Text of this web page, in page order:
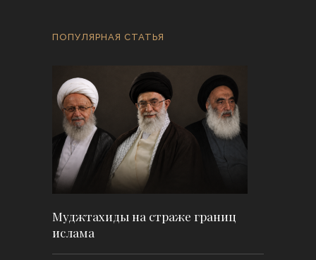
ПОПУЛЯРНАЯ СТАТЬЯ
Муджтахиды на страже границ
ислама